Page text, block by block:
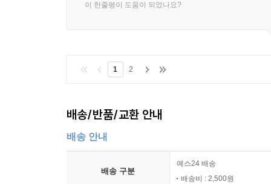
이 한줄평이 도움이 되었나요?
1 2
배송/반품/교환 안내
배송 안내
배송 구분
예스24 배송
배송비 : 2,500원